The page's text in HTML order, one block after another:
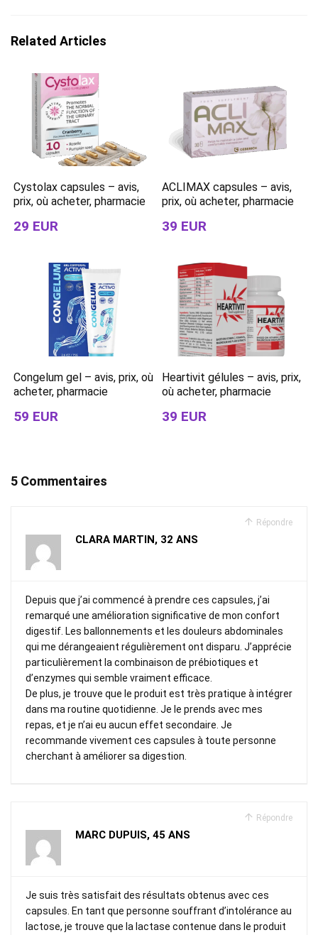
Related Articles
Cystolax capsules – avis,
prix, où acheter, pharmacie
29 EUR
ACLIMAX capsules – avis,
prix, où acheter, pharmacie
39 EUR
Congelum gel – avis, prix, où
acheter, pharmacie
59 EUR
Heartivit gélules – avis, prix,
où acheter, pharmacie
39 EUR
5 Commentaires
Répondre
CLARA MARTIN, 32 ANS
Depuis que j’ai commencé à prendre ces capsules, j’ai
remarqué une amélioration significative de mon confort
digestif. Les ballonnements et les douleurs abdominales
qui me dérangeaient régulièrement ont disparu. J’apprécie
particulièrement la combinaison de prébiotiques et
d’enzymes qui semble vraiment efficace.
De plus, je trouve que le produit est très pratique à intégrer
dans ma routine quotidienne. Je le prends avec mes
repas, et je n’ai eu aucun effet secondaire. Je
recommande vivement ces capsules à toute personne
cherchant à améliorer sa digestion.
Répondre
MARC DUPUIS, 45 ANS
Je suis très satisfait des résultats obtenus avec ces
capsules. En tant que personne souffrant d’intolérance au
lactose, je trouve que la lactase contenue dans le produit